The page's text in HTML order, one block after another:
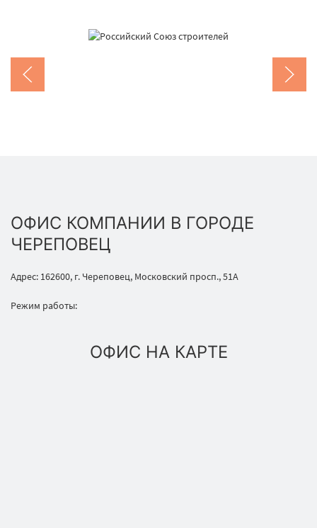
ОФИС КОМПАНИИ В ГОРОДЕ
ЧЕРЕПОВЕЦ
Адрес: 162600, г. Череповец, Московский просп., 51А
Режим работы:
ОФИС НА КАРТЕ